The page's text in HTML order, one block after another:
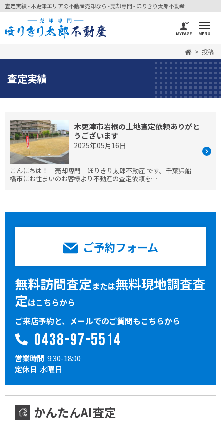
査定実績 - 木更津エリアの不動産売却なら - 売却専門 - ほりきり太郎不動産
投稿
査定実績
木更津市岩根の土地査定依頼ありがと
うございます
2025年05月16日
こんにちは！－売却専門－ほりきり太郎不動産 です。千葉県船
橋市にお住まいのお客様より不動産の査定依頼を…
ご予約フォーム
無料訪問査定または無料現地調査査
定はこちらから
ご来店予約と、メールでのご質問もこちらから
0438-97-5514
営業時間 9:30-18:00
定休日 水曜日
かんたんAI査定